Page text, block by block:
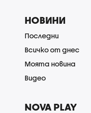
НОВИНИ
Последни
Всичко от днес
Моята новина
Видео
NOVA PLAY